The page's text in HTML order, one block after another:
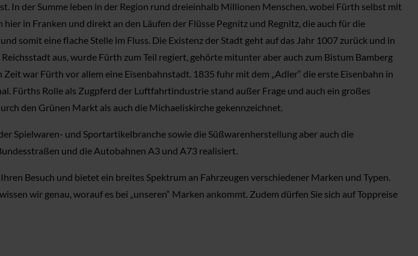
In der Summe leben in der Region rund dreieinhalb Millionen Menschen, wobei Fürth selbst mit
in Franken und direkt an den Läufen der Flüsse Pegnitz und Regnitz, die auch für die
somit eine flache Stelle im Fluss. Die Existenz der Stadt geht auf das Jahr 1007 zurück und in
aus, wurde Fürth zum Teil regiert, gehörte mitunter aber auch zum Bistum Bamberg
war Fürth vor allem eine Eisenbahnstadt. 1835 fuhr mit dem „Adler“ die erste Eisenbahn in
Fürths Rolle als Zugpferd der Luftfahrtindustrie stand außer Frage und auch ein großes
den Grünen Markt als auch die Michaeliskirche gekennzeichnet.
Spielwaren- und Sportartikelbranche sowie die Süßwarenherstellung aber auch die
und die Autobahnen A3 und A73 realisiert.
Besuch und bietet ein breites Spektrum an Fahrzeugen verschiedener Marken und Typen.
wir genau, worauf es bei „unseren“ Marken ankommt. Zudem dürfen Sie sich auf Toppreise